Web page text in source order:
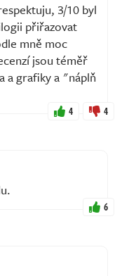
3/10 byl
přiřazovat
mně moc
jsou téměř
a grafiky a "náplň
4 4
6